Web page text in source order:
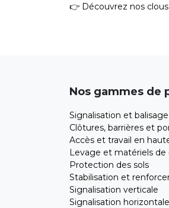
👉 Découvrez nos
Nos gammes de
Signalisation et
Clôtures, barrières et
Accès et travail en
Levage et matériels de
Protection des sols
Stabilisation et
Signalisation verticale
Signalisation horizontale